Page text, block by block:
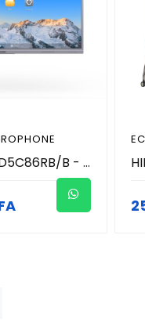
HIKVISION DS-D5C86RB/B - 86 pouces 4K écran tactile intéractif de conference avec microphone et caméra 8MP (4K) intégré